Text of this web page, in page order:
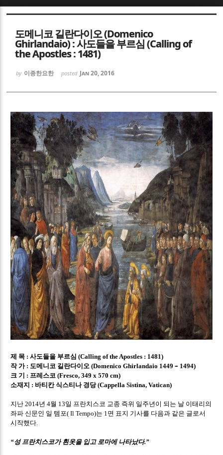
도메니코 길란다이오 (Domenico
Ghirlandaio) : 사도들을 부르심 (Calling of
the Apostles : 1481)
by 이종한요한 posted Jan 20, 2016
제 목 :사도들을 부르심(Calling of the Apostles : 1481)
작 가 : 도메니코 길란다이오(Domenico Ghirlandaio 1449– 1494)
크 기 : 프레스코(Fresco, 349 x 570 cm)
소재지 : 바티칸 식스티나 경당(Cappella Sistina, Vatican)
지난2014년4월 13일 프란치스코 교종 즉위 일주년이 되는 날 이태리의
좌파 신문인 일 템포( Il Tempo)는 1 면 표지 기사를 다음과 같은 글로서
시작했다
“성 프란치스코가 흰옷을 입고 로마에 나타났다.”
Sketchbook5, 스케치북5
Sketchbook5, 스케치북5
Sketchbook5, 스케치북5
Sketchbook5, 스케치북5